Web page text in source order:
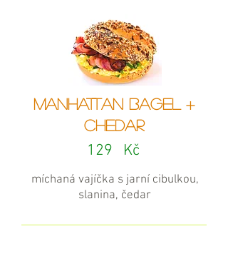
manhattan BAGEL +
chedar
129 Kč
míchaná vajíčka s jarní cibulkou,
slanina, čedar